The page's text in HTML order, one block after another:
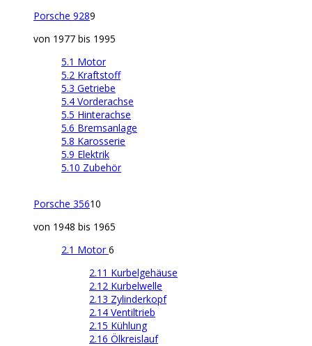
Porsche 9289
von 1977 bis 1995
5.1 Motor
5.2 Kraftstoff
5.3 Getriebe
5.4 Vorderachse
5.5 Hinterachse
5.6 Bremsanlage
5.8 Karosserie
5.9 Elektrik
5.10 Zubehör
Porsche 35610
von 1948 bis 1965
2.1 Motor6
2.11 Kurbelgehäuse
2.12 Kurbelwelle
2.13 Zylinderkopf
2.14 Ventiltrieb
2.15 Kühlung
2.16 Ölkreislauf